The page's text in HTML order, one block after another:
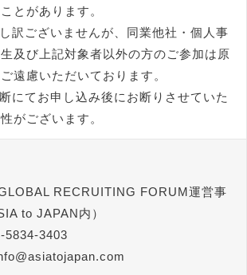
とがあります。
訳ございませんが、同業他社・個人事
及び上記対象者以外の方のご参加は原
遠慮いただいております。
にてお申し込み後にお断りさせていた
がございます。
RECRUITING FORUM運営事
to JAPAN内）
5834-3403